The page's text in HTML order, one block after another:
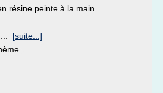
résine peinte à la main
[suite...]